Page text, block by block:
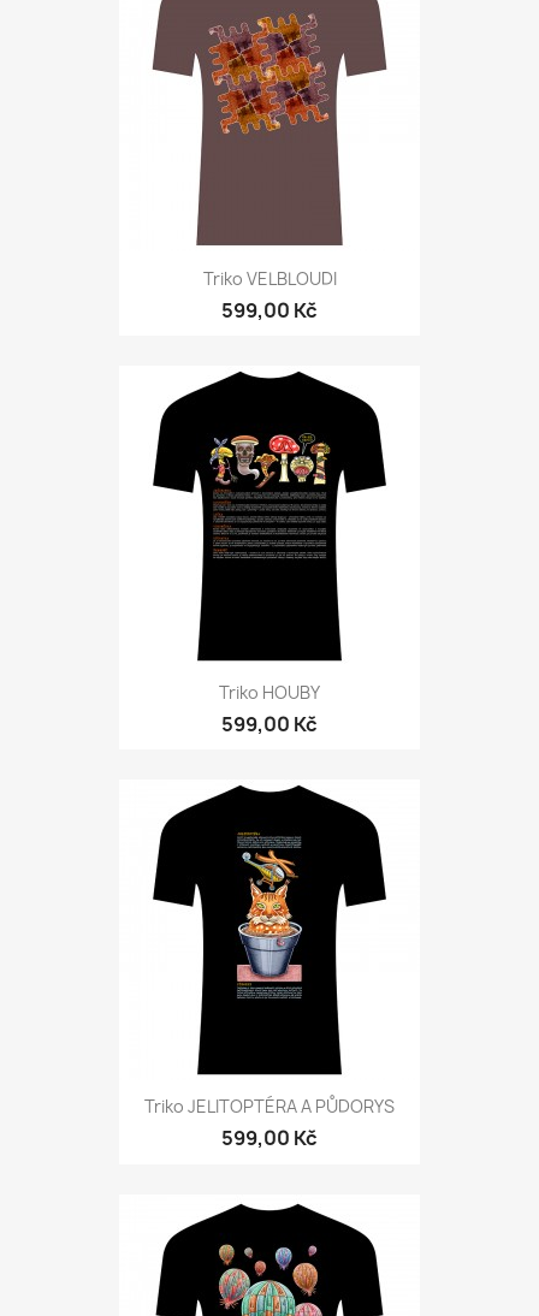
Triko VELBLOUDI
599,00 Kč
Triko HOUBY
599,00 Kč
Triko JELITOPTÉRA A PŮDORYS
599,00 Kč